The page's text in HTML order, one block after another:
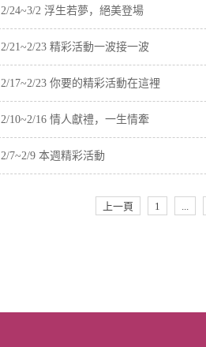
2/24~3/2 浮生若夢，絕美登場
2/21~2/23 精彩活動一波接一波
2/17~2/23 你要的精彩活動在這裡
2/10~2/16 情人獻禮，一生情牽
2/7~2/9 本週精彩活動
上一頁 1 ...